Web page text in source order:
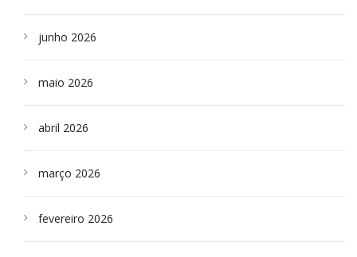
junho 2026
maio 2026
abril 2026
março 2026
fevereiro 2026